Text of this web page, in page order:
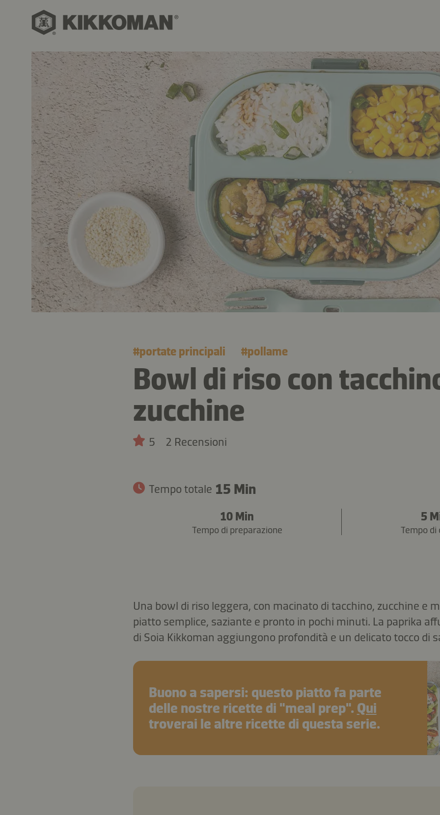
#portate principali #pollame
Bowl di riso con
zucchine
5 2 Recensioni
Tempo totale 15 Min
10 Min
Tempo di preparazione
5
Tempo
Una bowl di riso leggera, con macinato di tacchino, zucchine e
piatto semplice, saziante e pronto in pochi minuti. La paprika
di Soia Kikkoman aggiungono profondità e un delicato tocco di
Buono a sapersi: questo piatto fa parte
delle nostre ricette di "meal prep". Qui
troverai le altre ricette di questa serie.